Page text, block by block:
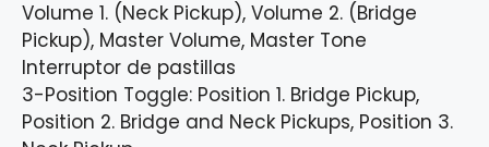
Volume 1. (Neck Pickup), Volume 2. (Bridge
Pickup), Master Volume, Master Tone
Interruptor de pastillas
3-Position Toggle: Position 1. Bridge Pickup,
Position 2. Bridge and Neck Pickups, Position 3.